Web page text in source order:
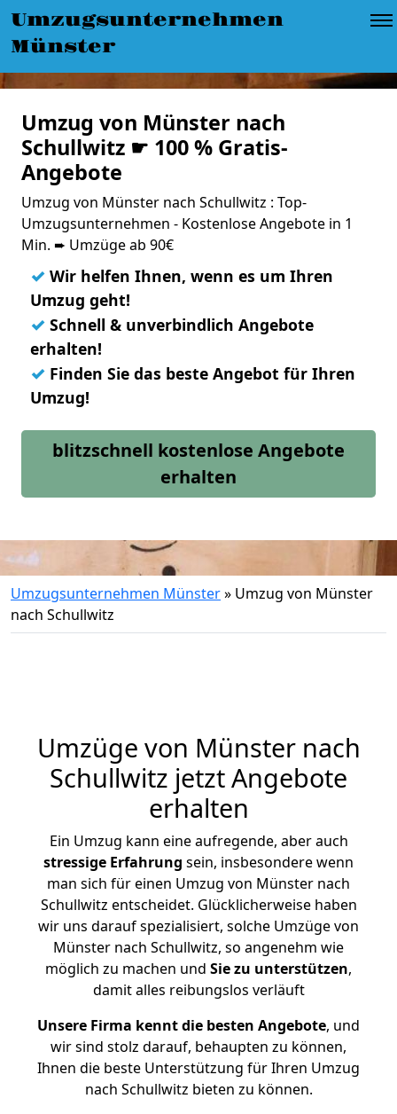
Umzugsunternehmen
Münster
Umzug von Münster nach
Schullwitz ☛ 100 % Gratis-
Angebote
Umzug von Münster nach Schullwitz : Top-
Umzugsunternehmen - Kostenlose Angebote in 1
Min. ➨ Umzüge ab 90€
✓ Wir helfen Ihnen, wenn es um Ihren
Umzug geht!
✓ Schnell & unverbindlich Angebote
erhalten!
✓ Finden Sie das beste Angebot für Ihren
Umzug!
blitzschnell kostenlose Angebote
erhalten
Umzugsunternehmen Münster» Umzug von Münster
nach Schullwitz
Umzüge von Münster nach
Schullwitz jetzt Angebote
erhalten
Ein Umzug kann eine aufregende, aber auch
stressige Erfahrung sein, insbesondere wenn
man sich für einen Umzug von Münster nach
Schullwitz entscheidet. Glücklicherweise haben
wir uns darauf spezialisiert, solche Umzüge von
Münster nach Schullwitz, so angenehm wie
möglich zu machen und Sie zu unterstützen,
damit alles reibungslos verläuft
Unsere Firma kennt die besten Angebote, und
wir sind stolz darauf, behaupten zu können,
Ihnen die beste Unterstützung für Ihren Umzug
nach Schullwitz bieten zu können.